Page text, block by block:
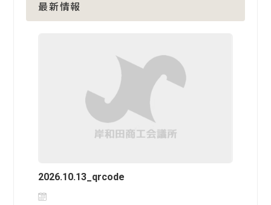
最新情報
2026.10.13_qrcode